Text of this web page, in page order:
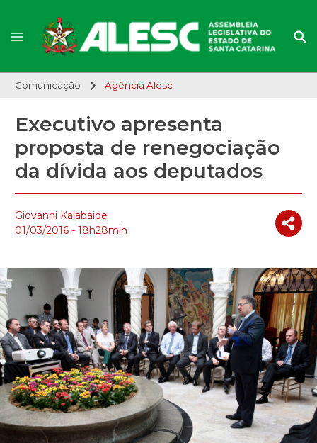
Comunicação Agência Alesc
Executivo apresenta
proposta de renegociação
da dívida aos deputados
Giovanni Kalabaide
01/03/2016 - 18h28min